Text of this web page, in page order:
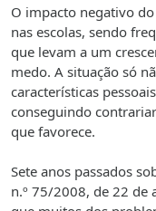
O impacto negativo
nas escolas, sendo
que levam a um
medo. A situação só
características
conseguindo
que favorece.
Sete anos passados
n.º 75/2008, de 22 de